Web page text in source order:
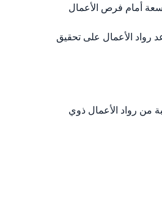
يتيح آفاقًا واسعة أمام فرص الأعمال
رواد الأعمال على تحقيق
من رواد الأعمال ذوي